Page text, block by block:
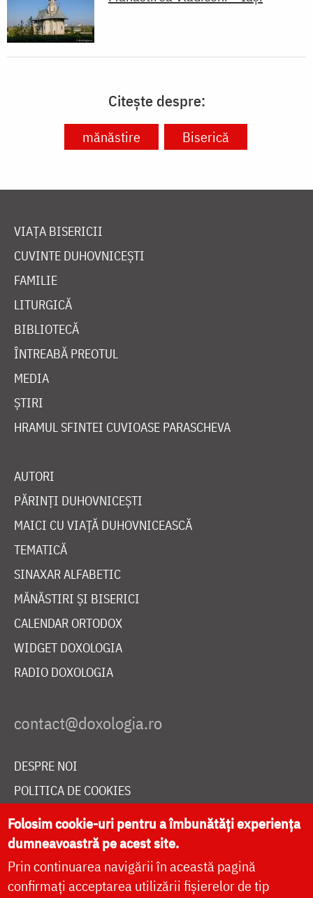
Citește despre:
mănăstire Biserică
VIAȚA BISERICII
CUVINTE DUHOVNICEȘTI
FAMILIE
LITURGICĂ
BIBLIOTECĂ
ÎNTREABĂ PREOTUL
MEDIA
ȘTIRI
HRAMUL SFINTEI CUVIOASE PARASCHEVA
AUTORI
PĂRINȚI DUHOVNICEȘTI
MAICI CU VIAȚĂ DUHOVNICEASCĂ
TEMATICĂ
SINAXAR ALFABETIC
MĂNĂSTIRI ȘI BISERICI
CALENDAR ORTODOX
WIDGET DOXOLOGIA
RADIO DOXOLOGIA
DESPRE NOI
POLITICA DE COOKIES
DONEAZĂ ONLINE PENTRU CATEDRALA NAȚIONALĂ
LIVE
Folosim cookie-uri pentru a îmbunătăți experiența
dumneavoastră pe acest site.
Prin continuarea navigării în această pagină
confirmați acceptarea utilizării fișierelor de tip